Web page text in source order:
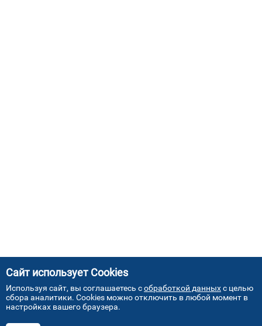
Сайт использует Cookies
Используя сайт, вы соглашаетесь собработкой данныхс целью
сбора аналитики. Cookies можно отключить в любой момент в
настройках вашего браузера.